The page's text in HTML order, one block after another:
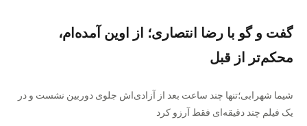
گفت و گو با رضا انتصاری؛ از اوین آمده‌ام،
محکم‌تر از قبل
شیما شهرابی؛تنها چند ساعت بعد از آزادی‌اش جلوی دوربین نشست و در
یک فیلم چند دقیقه‌ای فقط آرزو کرد